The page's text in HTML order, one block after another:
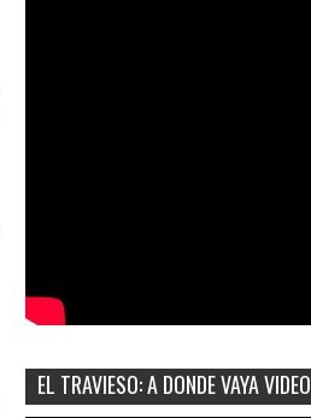
EL TRAVIESO: A DONDE VAYA VIDEO